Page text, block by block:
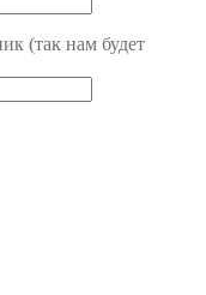
(так нам будет